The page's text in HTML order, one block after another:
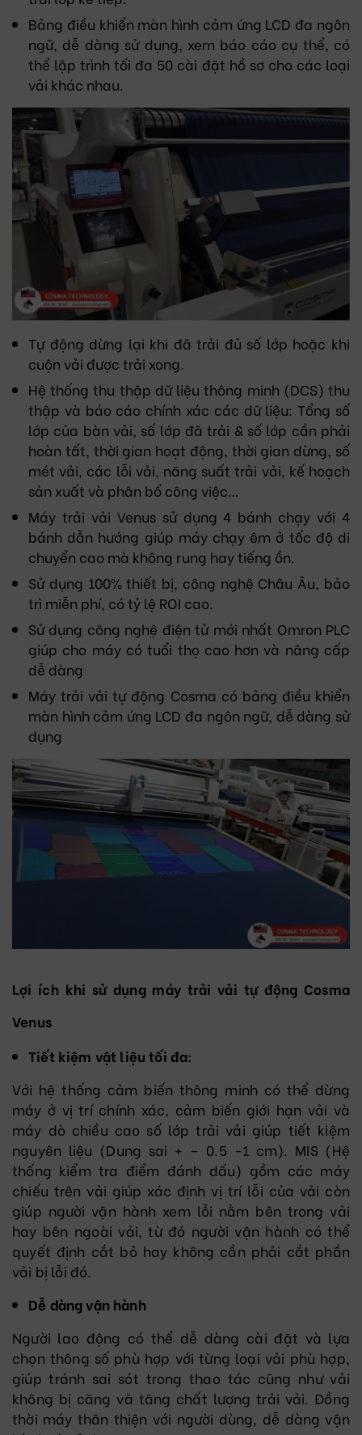
Bảng điều khiển màn hình cảm ứng LCD đa ngôn
ngữ, dễ dàng sử dụng, xem báo cáo cụ thể, có
thể lập trình tối đa 50 cài đặt hồ sơ cho các loại
vải khác nhau.
Tự động dừng lại khi đã trải đủ số lớp hoặc khi
cuộn vải được trải xong.
Hệ thống thu thập dữ liệu thông minh (DCS) thu
thập và báo cáo chính xác các dữ liệu: Tổng số
lớp của bàn vải, số lớp đã trải & số lớp cần phải
hoàn tất, thời gian hoạt động, thời gian dừng, số
mét vải, các lỗi vải, năng suất trải vải, kế hoạch
sản xuất và phân bổ công việc…
Máy trải vải Venus sử dụng 4 bánh chạy với 4
bánh dẫn hướng giúp máy chạy êm ở tốc độ di
chuyển cao mà không rung hay tiếng ồn.
Sử dụng 100% thiết bị, công nghệ Châu Âu, bảo
trì miễn phí, có tỷ lệ ROI cao.
Sử dụng công nghệ điện tử mới nhất Omron PLC
giúp cho máy có tuổi thọ cao hơn và nâng cấp
dễ dàng
Máy trải vải tự động Cosma có bảng điều khiển
màn hình cảm ứng LCD đa ngôn ngữ, dễ dàng sử
dụng
Lợi ích khi sử dụng máy trải vải tự động Cosma
Venus
Tiết kiệm vật liệu tối đa:
Với hệ thống cảm biến thông minh có thể dừng
máy ở vị trí chính xác, cảm biến giới hạn vải và
máy dò chiều cao số lớp trải vải giúp tiết kiệm
nguyên liệu (Dung sai + – 0.5 -1 cm). MIS (Hệ
thống kiểm tra điểm đánh dấu) gồm các máy
chiếu trên vải giúp xác định vị trí lỗi của vải còn
giúp người vận hành xem lỗi nằm bên trong vải
hay bên ngoài vải, từ đó người vận hành có thể
quyết định cắt bỏ hay không cần phải cắt phần
vải bị lỗi đó.
Dễ dàng vận hành
Người lao động có thể dễ dàng cài đặt và lựa
chọn thông số phù hợp với từng loại vải phù hợp,
giúp tránh sai sót trong thao tác cũng như vải
không bị căng và tăng chất lượng trải vải. Đồng
thời máy thân thiện với người dùng, dễ dàng vận